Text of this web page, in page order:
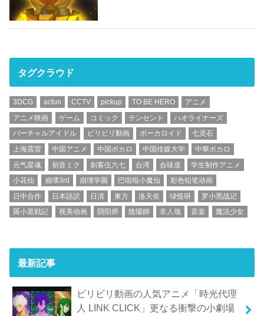
タグクラウド
3DCG acfun CCTV pickup TO BE HERO
アニメ
アニメ映画
ゲーム コミック テンセント
ハオライナーズ
バーチャルアイドル
ビリビリ動画 ボーカロイド
七灵石
上海震雷
中国アニメ 中国ボカロ 中国传媒大学
中華ボカロ
元气星魂
初音ミク 刺客伍六七 台湾 合味道
学生制作アニメ
小花仙
崩壊3rd 崩壊学園 巴啦啦小魔仙
彩色铅笔动画
日中合作
日本語訳 日清 東方 洛天依 绿怪研
罗小黑战记
羅小黒戦記
视美动画 阴阳师 陰陽師 非人哉 音楽 魔法少女
最新記事
ビリビリ動画の人気アニメ「時光代理
人 LINK CLICK」更なる衝撃の小劇場